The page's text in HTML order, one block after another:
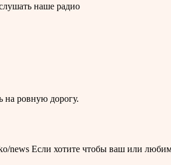
наше радио
на ровную дорогу.
news Если хотите чтобы ваш или